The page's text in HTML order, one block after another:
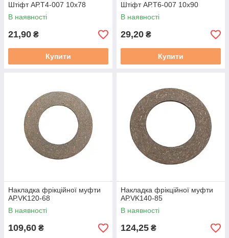
Штіфт АР.T4-007 10х78
В наявності
21,90 ₴
Купити
Штіфт АР.T6-007 10х90
В наявності
29,20 ₴
Купити
Накладка фрікційної муфти
АР.VK120-68
В наявності
109,60 ₴
Накладка фрікційної муфти
АР.VK140-85
В наявності
124,25 ₴